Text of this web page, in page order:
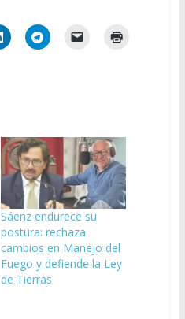
Sáenz endurece su
postura: rechaza
cambios en Manejo del
Fuego y defiende la Ley
de Tierras